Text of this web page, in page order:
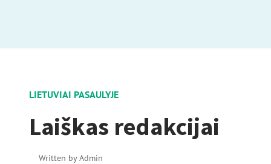
LIETUVIAI PASAULYJE
Laiškas redakcijai
Written byAdmin